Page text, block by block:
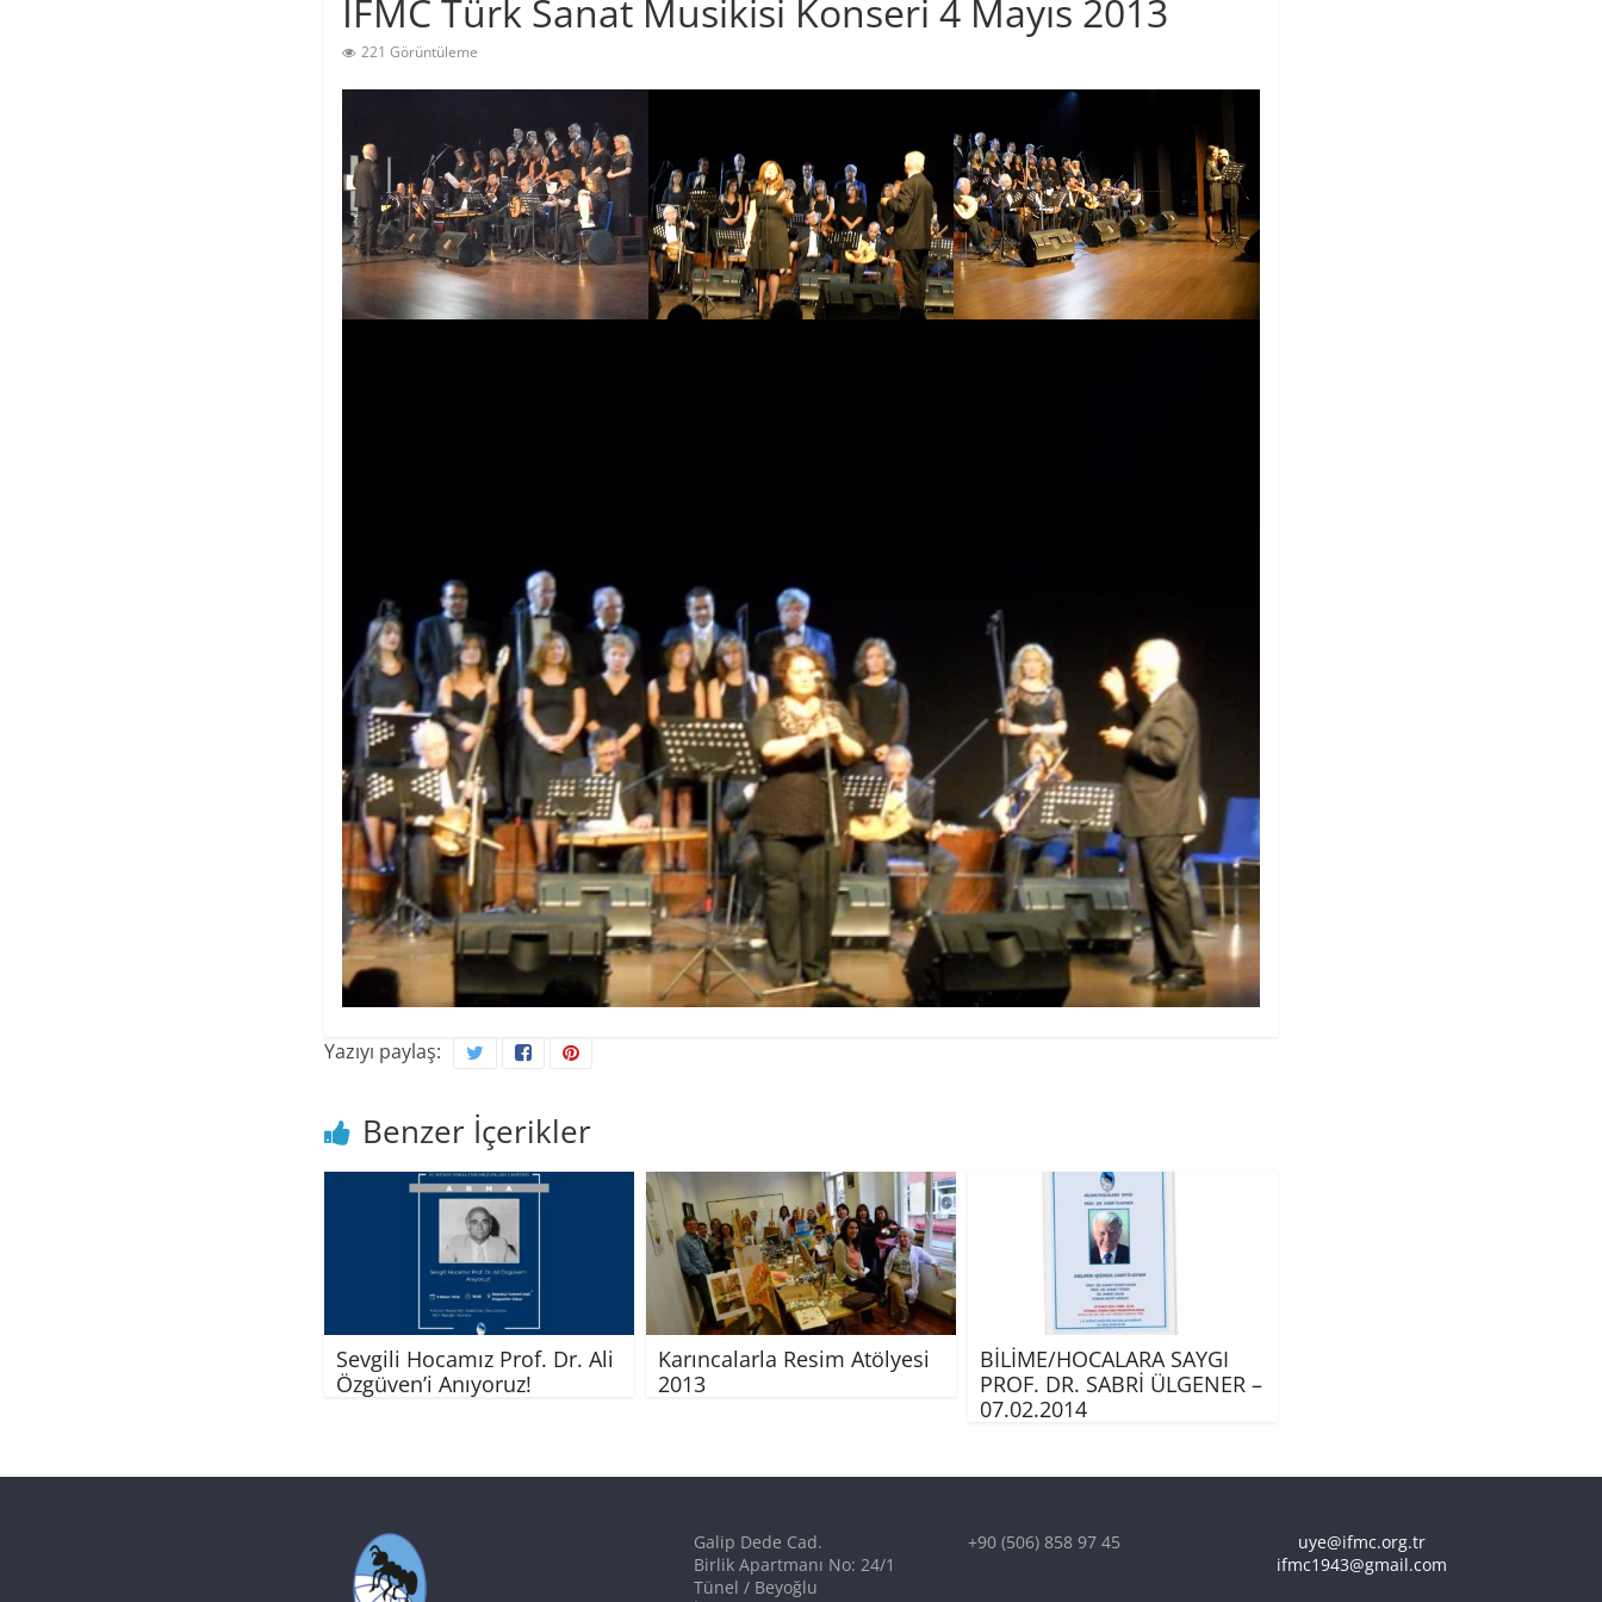
İFMC Türk Sanat Musikisi Konseri 4 Mayıs 2013
221 Görüntüleme
Yazıyı paylaş:
Benzer İçerikler
Sevgili Hocamız Prof. Dr. Ali
Özgüven’i Anıyoruz!
Karıncalarla Resim Atölyesi
2013
BİLİME/HOCALARA SAYGI
PROF. DR. SABRİ ÜLGENER –
07.02.2014
Galip Dede Cad.
Birlik Apartmanı No: 24/1
Tünel / Beyoğlu
+90 (506) 858 97 45
uye@ifmc.org.tr
ifmc1943@gmail.com